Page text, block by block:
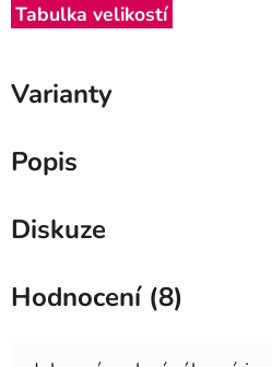
Tabulka velikostí
Varianty
Popis
Diskuze
Hodnocení (8)